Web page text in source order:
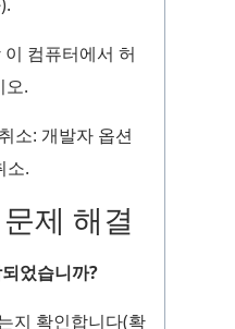
컴퓨터에서 허
오.
소: 개발자 옵션
소.
제 해결
었습니까?
지 확인합니다(확